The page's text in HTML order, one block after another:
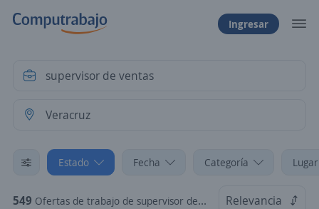
Ingresar
Estado Fecha Categoría
549 Ofertas de trabajo de supervisor de ventas en Veracruz Relevancia